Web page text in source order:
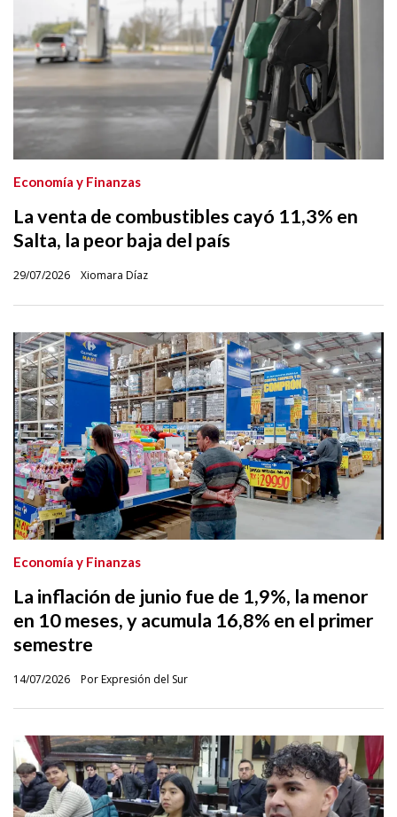
La venta de combustibles cayó 11,3% en
Salta, la peor baja del país
Xiomara Díaz
Economía y Finanzas
29/07/2026
La inflación de junio fue de 1,9%, la menor
en 10 meses, y acumula 16,8% en el primer
semestre
Por Expresión del Sur
Economía y Finanzas
14/07/2026